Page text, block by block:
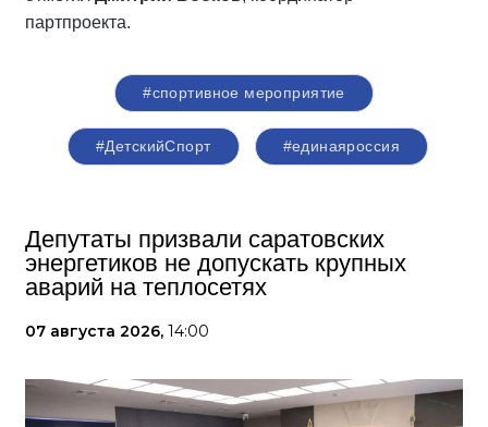
партпроекта.
#спортивное мероприятие
#ДетскийСпорт #единаяроссия
Депутаты призвали саратовских
энергетиков не допускать крупных
аварий на теплосетях
07 августа 2026, 14:00